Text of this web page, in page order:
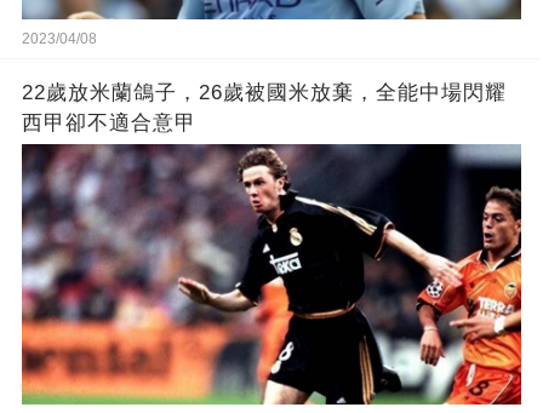
2023/04/08
22歲放米蘭鴿子，26歲被國米放棄，全能中場閃耀
西甲卻不適合意甲